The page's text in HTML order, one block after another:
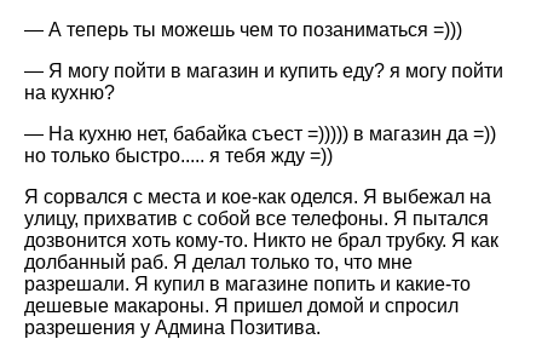
— А теперь ты можешь чем то позаниматься =)))
— Я могу пойти в магазин и купить еду? я могу пойти
на кухню?
— На кухню нет, бабайка съест =))))) в магазин да =))
но только быстро..... я тебя жду =))
Я сорвался с места и кое-как оделся. Я выбежал на
улицу, прихватив с собой все телефоны. Я пытался
дозвонится хоть кому-то. Никто не брал трубку. Я как
долбанный раб. Я делал только то, что мне
разрешали. Я купил в магазине попить и какие-то
дешевые макароны. Я пришел домой и спросил
разрешения у Админа Позитива.